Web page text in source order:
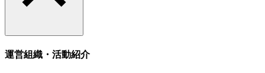
運営組織・活動紹介